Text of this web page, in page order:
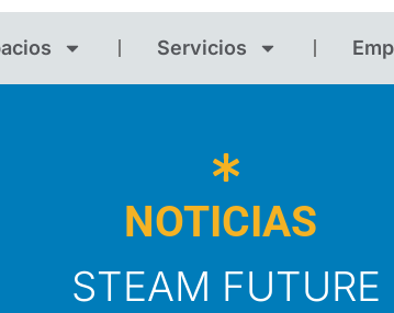
Servicios
NOTICIAS
STEAM FUTURE